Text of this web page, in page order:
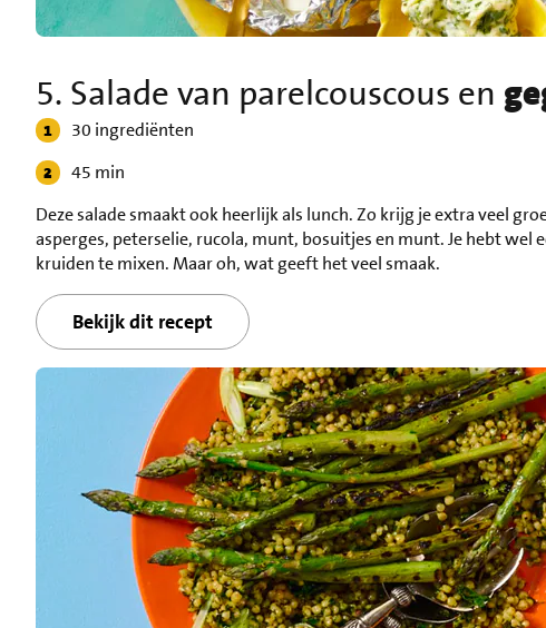
5. Salade van parelcouscous en
30 ingrediënten
45 min
Deze salade smaakt ook heerlijk als lunch. Zo krijg je extra veel
asperges, peterselie, rucola, munt, bosuitjes en munt. Je hebt
kruiden te mixen. Maar oh, wat geeft het veel smaak.
Bekijk dit recept